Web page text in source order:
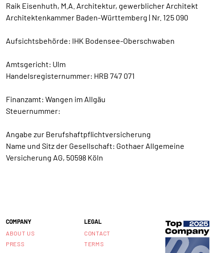
Raik Eisenhuth, M.A. Architektur, gewerblicher Architekt
Architektenkammer Baden-Württemberg | Nr. 125 090
Aufsichtsbehörde: IHK Bodensee-Oberschwaben
Amtsgericht: Ulm
Handelsregisternummer: HRB 747 071
Finanzamt: Wangen im Allgäu
Steuernummer:
Angabe zur Berufshaftpflichtversicherung
Name und Sitz der Gesellschaft: Gothaer Allgemeine
Versicherung AG, 50598 Köln
COMPANY
ABOUT US
PRESS
LEGAL
CONTACT
TERMS